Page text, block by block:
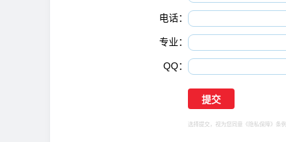
电话：
专业：
QQ：
选择提交，视为您同意 《隐私保障》 条例